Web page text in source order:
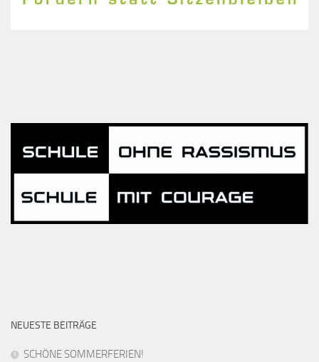
NEUESTE BEITRÄGE
SCHÖNE SOMMERFERIEN!